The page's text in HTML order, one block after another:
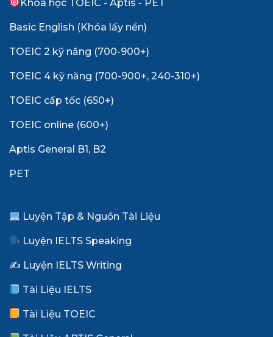
Khóa học TOEIC - Aptis - PET
Basic English (Khóa lấy nền)
TOEIC 2 kỹ năng (700-900+)
TOEIC 4 kỹ năng (700-900+, 240-310+)
TOEIC cấp tốc (650+)
TOEIC online (600+)
Aptis General B1, B2
PET
Luyện Tập & Nguồn Tài Liệu
Luyện IELTS Speaking
✍️ Luyện IELTS Writing
Tài Liệu IELTS
Tài Liệu TOEIC